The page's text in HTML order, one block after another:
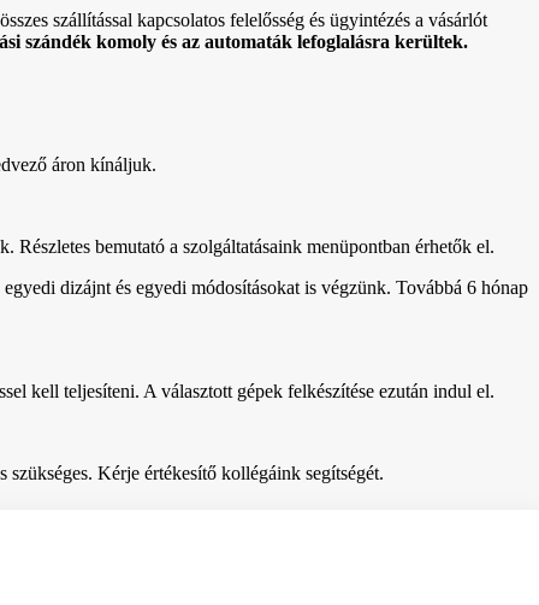
szállítással kapcsolatos felelősség és ügyintézés a vásárlót
szándék komoly és az automaták lefoglalásra kerültek.
áron kínáljuk.
Részletes bemutató a szolgáltatásaink menüpontban érhetők el.
dizájnt és egyedi módosításokat is végzünk. Továbbá 6 hónap
kell teljesíteni. A választott gépek felkészítése ezután indul el.
Kérje értékesítő kollégáink segítségét.